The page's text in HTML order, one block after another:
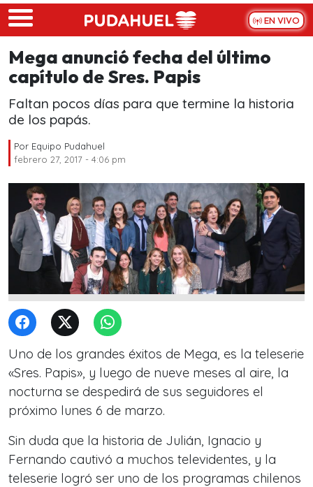
Skip to main content
EN VIVO
Mega anunció fecha del último
capítulo de Sres. Papis
Faltan pocos días para que termine la historia
de los papás.
Por Equipo Pudahuel
febrero 27, 2017 - 4:06 pm
Uno de los grandes éxitos de Mega, es la teleserie
«Sres. Papis», y luego de nueve meses al aire, la
nocturna se despedirá de sus seguidores el
próximo lunes 6 de marzo.
Sin duda que la historia de Julián, Ignacio y
Fernando cautivó a muchos televidentes, y la
teleserie logró ser uno de los programas chilenos